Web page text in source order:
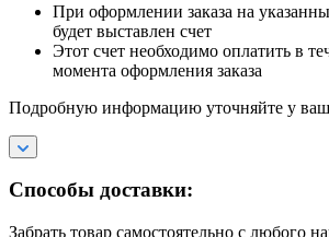
При оформлении заказа на
будет выставлен счет
Этот счет необходимо оплатить в
момента оформления заказа
Подробную информацию уточняйте у
Способы доставки:
Забрать товар самостоятельно с любого